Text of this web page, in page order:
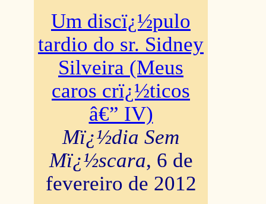
Um discï¿½pulo
tardio do sr. Sidney
Silveira (Meus
caros crï¿½ticos
â€” IV)
Mï¿½dia Sem
Mï¿½scara, 6 de
fevereiro de 2012